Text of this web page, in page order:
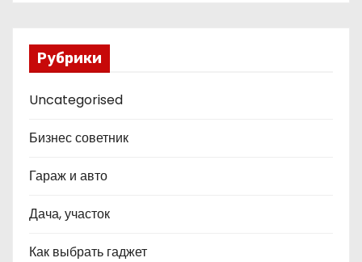
Рубрики
Uncategorised
Бизнес советник
Гараж и авто
Дача, участок
Как выбрать гаджет